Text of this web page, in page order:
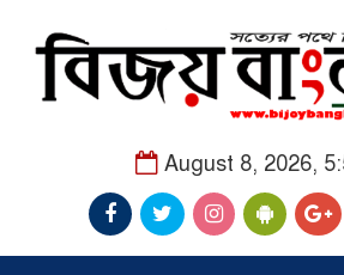
August 8, 2026,